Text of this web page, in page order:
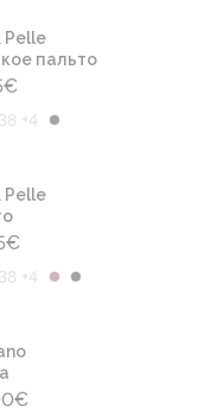
Pelle
пальто
€
+4
Pelle
€
+4
€